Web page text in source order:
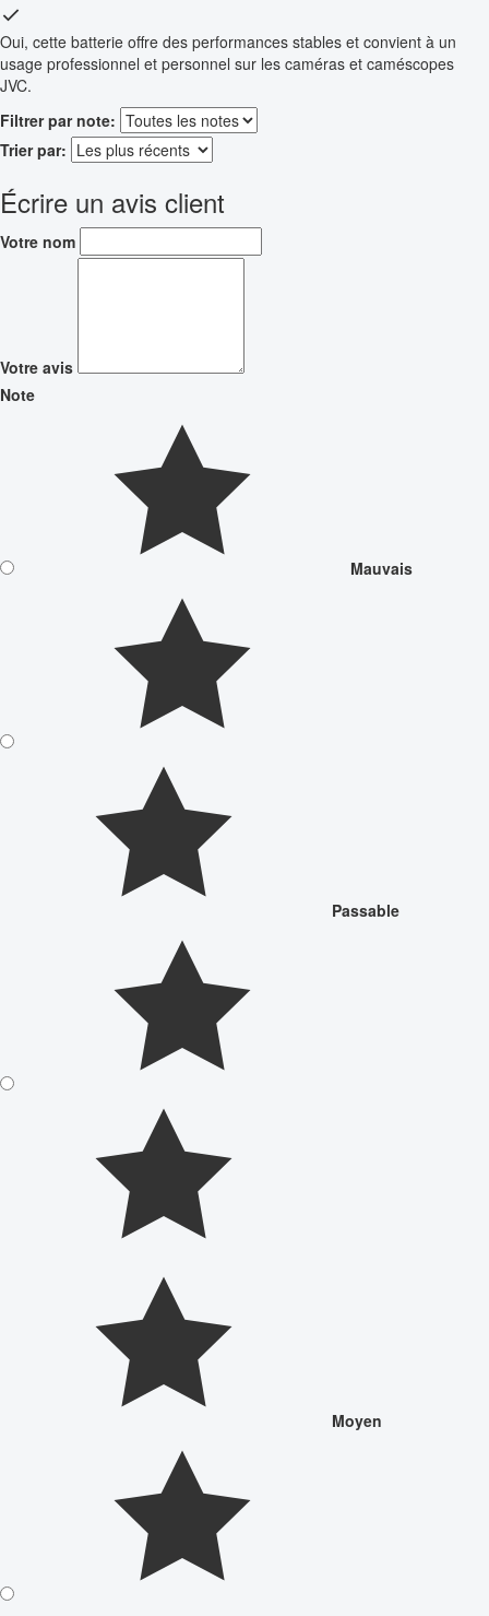
Oui, cette batterie offre des performances stables et convient à un
usage professionnel et personnel sur les caméras et caméscopes
JVC.
Filtrer par note:
Trier par:
Écrire un avis client
Votre nom
Votre avis
Note
Mauvais
Passable
Moyen